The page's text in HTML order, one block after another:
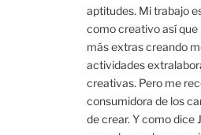
aptitudes. Mi trabajo
como creativo así
más extras creando
actividades
creativas. Pero me
consumidora de los
de crear. Y como dice